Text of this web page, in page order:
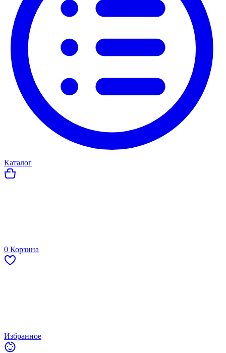
Каталог
0 Корзина
Избранное